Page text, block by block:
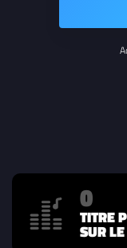
0
TITRE
SUR